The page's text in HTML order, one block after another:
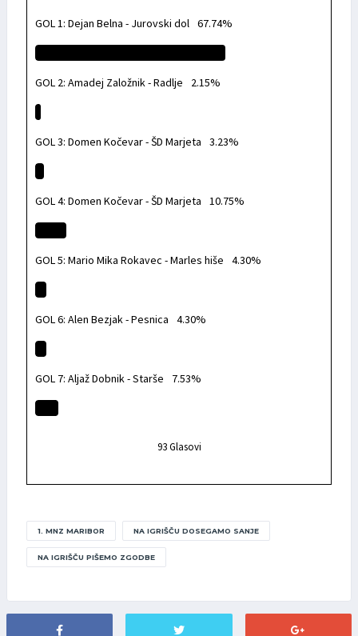
GOL 1: Dejan Belna - Jurovski dol 67.74%
GOL 2: Amadej Založnik - Radlje 2.15%
GOL 3: Domen Kočevar - ŠD Marjeta 3.23%
GOL 4: Domen Kočevar - ŠD Marjeta 10.75%
GOL 5: Mario Mika Rokavec - Marles hiše 4.30%
GOL 6: Alen Bezjak - Pesnica 4.30%
GOL 7: Aljaž Dobnik - Starše 7.53%
93Glasovi
1. MNZ MARIBOR NA IGRIŠČU DOSEGAMO SANJE
NA IGRIŠČU PIŠEMO ZGODBE